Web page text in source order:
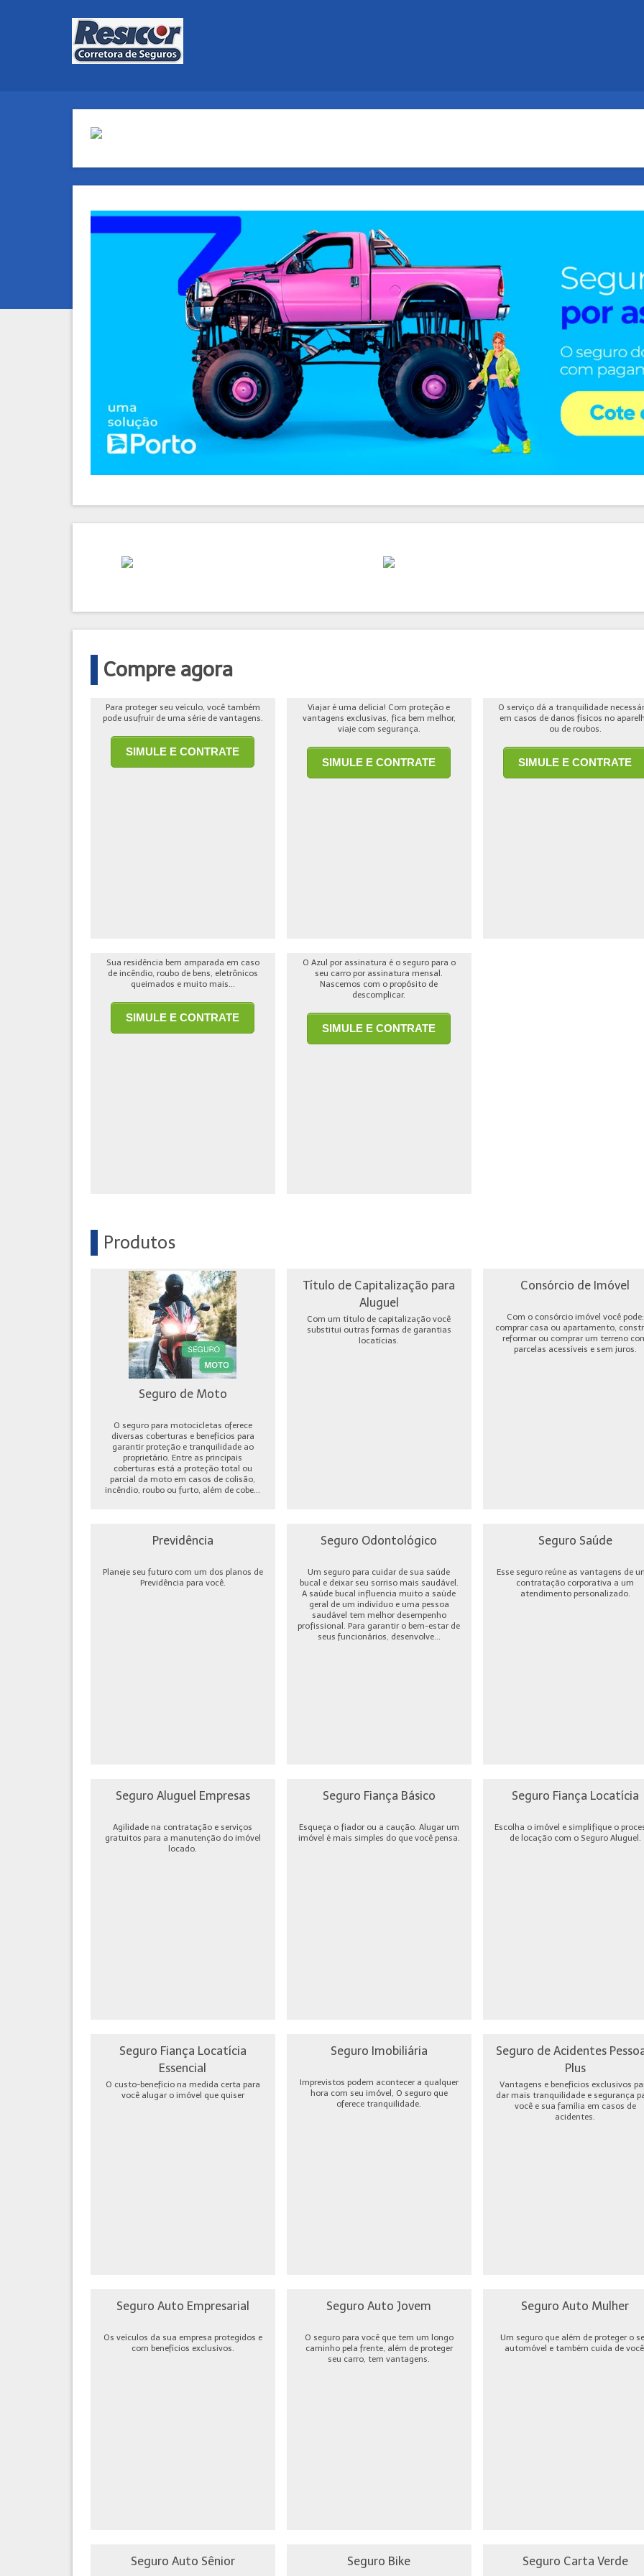
Compre agora
Para proteger seu veículo, você também
pode usufruir de uma série de vantagens.
SIMULE E CONTRATE
Viajar é uma delícia! Com proteção e
vantagens exclusivas, fica bem melhor,
viaje com segurança.
SIMULE E CONTRATE
O serviço dá a tranquilidade
em casos de danos físicos no
ou de roubos.
SIMULE E CONTRATE
Sua residência bem amparada em caso
de incêndio, roubo de bens, eletrônicos
queimados e muito mais...
SIMULE E CONTRATE
O Azul por assinatura é o seguro para o
seu carro por assinatura mensal.
Nascemos com o propósito de
descomplicar.
SIMULE E CONTRATE
Produtos
Seguro de Moto
O seguro para motocicletas oferece
diversas coberturas e benefícios para
garantir proteção e tranquilidade ao
proprietário. Entre as principais
coberturas está a proteção total ou
parcial da moto em casos de colisão,
incêndio, roubo ou furto, além de cobe...
Título de Capitalização para
Aluguel
Com um título de capitalização você
substitui outras formas de garantias
locatícias.
Consórcio de Imóvel
Com o consórcio imóvel você pode:
comprar casa ou apartamento,
reformar ou comprar um terreno
parcelas acessíveis e sem juros.
Previdência
Planeje seu futuro com um dos planos de
Previdência para você.
Seguro Odontológico
Um seguro para cuidar de sua saúde
bucal e deixar seu sorriso mais saudável.
A saúde bucal influencia muito a saúde
geral de um indivíduo e uma pessoa
saudável tem melhor desempenho
profissional. Para garantir o bem-estar de
seus funcionários, desenvolve...
Seguro Saúde
Esse seguro reúne as vantagens de
contratação corporativa a um
atendimento personalizado.
Seguro Aluguel Empresas
Agilidade na contratação e serviços
gratuitos para a manutenção do imóvel
locado.
Seguro Fiança Básico
Esqueça o fiador ou a caução. Alugar um
imóvel é mais simples do que você pensa.
Seguro Fiança Locatícia
Escolha o imóvel e simplifique o
de locação com o Seguro Aluguel.
Seguro Fiança Locatícia
Essencial
O custo-benefício na medida certa para
você alugar o imóvel que quiser
Seguro Imobiliária
Imprevistos podem acontecer a qualquer
hora com seu imóvel, O seguro que
oferece tranquilidade.
Seguro de Acidentes
Plus
Vantagens e benefícios exclusivos
dar mais tranquilidade e segurança
você e sua família em casos de
acidentes.
Seguro Auto Empresarial
Os veículos da sua empresa protegidos e
com benefícios exclusivos.
Seguro Auto Jovem
O seguro para você que tem um longo
caminho pela frente, além de proteger
seu carro, tem vantagens.
Seguro Auto Mulher
Um seguro que além de proteger o
automóvel e também cuida de você.
Seguro Auto Sênior Seguro Bike Seguro Carta Verde